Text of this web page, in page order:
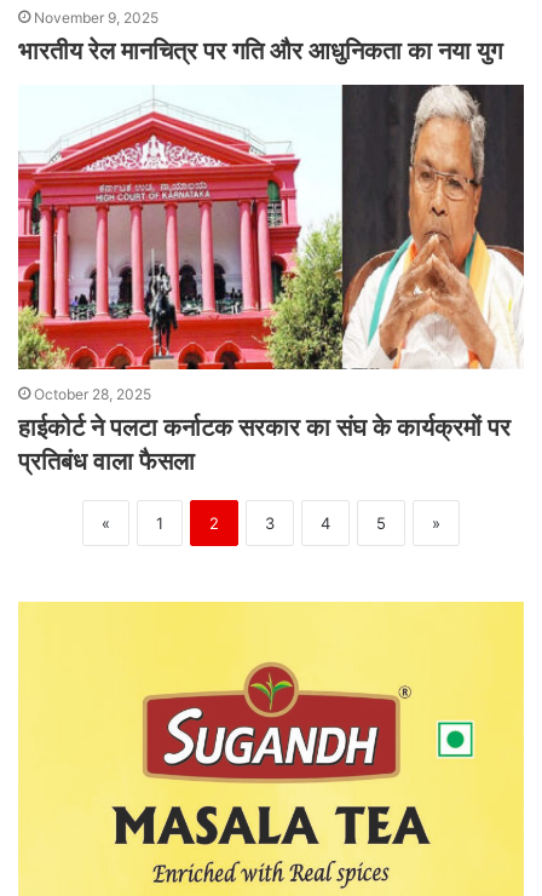
November 9, 2025
भारतीय रेल मानचित्र पर गति और आधुनिकता का नया युग
October 28, 2025
हाईकोर्ट ने पलटा कर्नाटक सरकार का संघ के कार्यक्रमों पर
प्रतिबंध वाला फैसला
« 1 2 3 4 5 »